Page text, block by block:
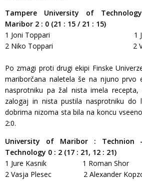
Tampere University of
Maribor 2 : 0 (21 : 15 / 21 : 15)
1 Joni Toppari 1 Jure
2 Niko Toppari 2 Vasja
Po zmagi proti drugi ekipi Finske
mariborčana naletela še na njuno prvo
nasprotniku pa žal nista imela
zalogaj in nista pustila nasprotniku do
dobrima nizoma sta bila na koncu
2:0.
University of Maribor :
Technology 0 : 2 (17 : 21, 12 : 21)
1 Jure Kasnik 1 Roman Shor
2 Vasja Plesec 2 Alexander